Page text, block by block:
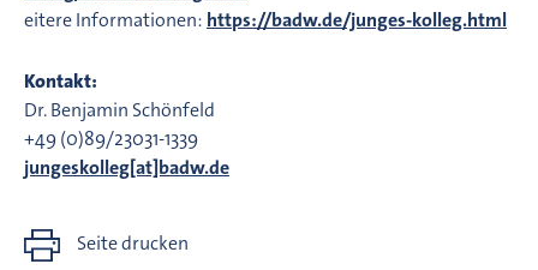
eitere Informationen: https://badw.de/junges-kolleg.html
Kontakt:
Dr. Benjamin Schönfeld
+49 (0)89/23031-1339
jungeskolleg[at]badw.de
Seite drucken